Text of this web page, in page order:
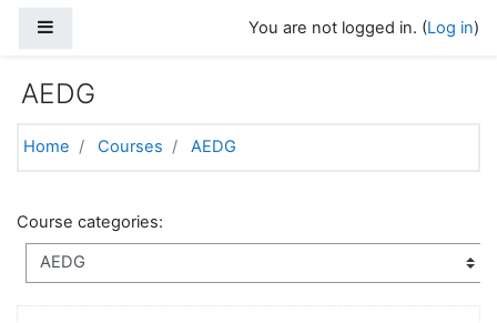
You are not logged in. (Log in)
AEDG
Home Courses AEDG
Course categories: